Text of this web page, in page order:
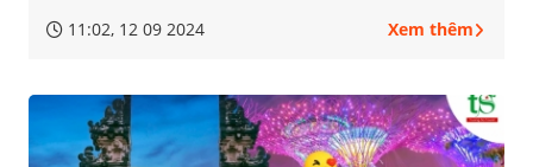
11:02, 12 09 2024 Xem thêm